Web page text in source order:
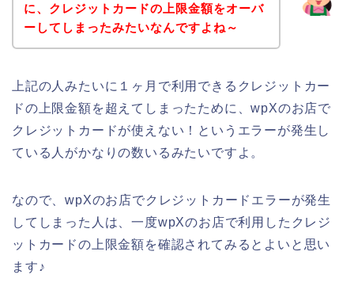
に、クレジットカードの上限金額をオーバ
ーしてしまったみたいなんですよね～
上記の人みたいに１ヶ月で利用できるクレジットカー
ドの上限金額を超えてしまったために、wpXのお店で
クレジットカードが使えない！というエラーが発生し
ている人がかなりの数いるみたいですよ。
なので、wpXのお店でクレジットカードエラーが発生
してしまった人は、一度wpXのお店で利用したクレジ
ットカードの上限金額を確認されてみるとよいと思い
ます♪